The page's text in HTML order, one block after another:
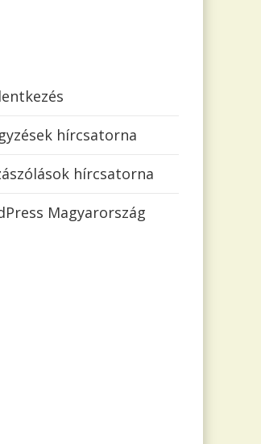
hírcsatorna
hírcsatorna
Magyarország